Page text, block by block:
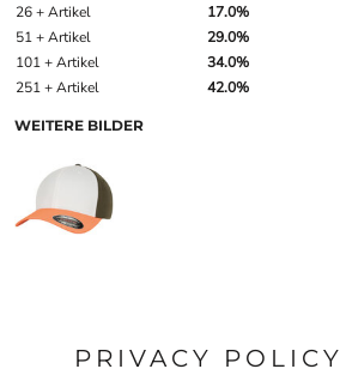
26 + Artikel
17.0%
51 + Artikel
29.0%
101 + Artikel
34.0%
251 + Artikel
42.0%
WEITERE BILDER
PRIVACY POLICY